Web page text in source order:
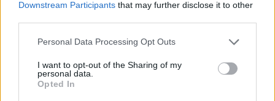
Downstream Participants that may further disclose it to other
Personal Data Processing Opt Outs
I want to opt-out of the Sharing of my
personal data.
Opted In